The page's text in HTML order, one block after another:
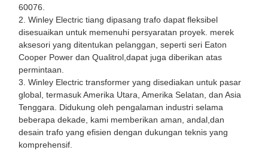
60076.
2. Winley Electric tiang dipasang trafo dapat fleksibel
disesuaikan untuk memenuhi persyaratan proyek. merek
aksesori yang ditentukan pelanggan, seperti seri Eaton
Cooper Power dan Qualitrol,dapat juga diberikan atas
permintaan.
3. Winley Electric transformer yang disediakan untuk pasar
global, termasuk Amerika Utara, Amerika Selatan, dan Asia
Tenggara. Didukung oleh pengalaman industri selama
beberapa dekade, kami memberikan aman, andal,dan
desain trafo yang efisien dengan dukungan teknis yang
komprehensif.